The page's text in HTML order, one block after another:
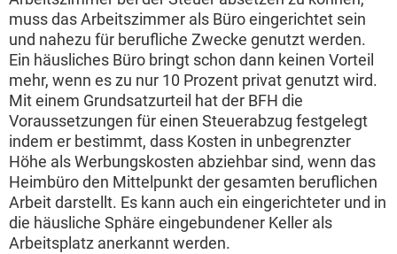
muss das Arbeitszimmer als Büro eingerichtet sein
und nahezu für berufliche Zwecke genutzt werden.
Ein häusliches Büro bringt schon dann keinen Vorteil
mehr, wenn es zu nur 10 Prozent privat genutzt wird.
Mit einem Grundsatzurteil hat der BFH die
Voraussetzungen für einen Steuerabzug festgelegt
indem er bestimmt, dass Kosten in unbegrenzter
Höhe als Werbungskosten abziehbar sind, wenn das
Heimbüro den Mittelpunkt der gesamten beruflichen
Arbeit darstellt. Es kann auch ein eingerichteter und in
die häusliche Sphäre eingebundener Keller als
Arbeitsplatz anerkannt werden.